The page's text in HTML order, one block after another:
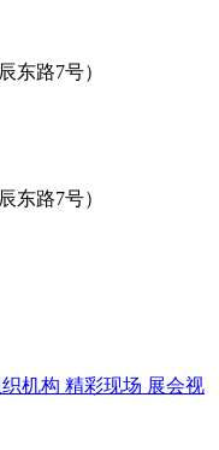
东路7号）
东路7号）
机构 精彩现场 展会视